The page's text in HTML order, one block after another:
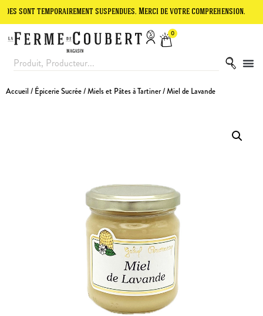
suspendues. Merci de votre compréhension. Le site
0
Accueil / Épicerie Sucrée/Miels et Pâtes à Tartiner/ Miel de Lavande